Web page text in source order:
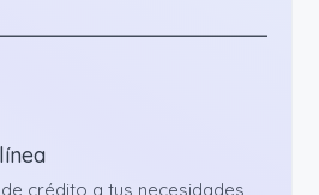
crédito a tus necesidades